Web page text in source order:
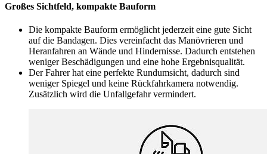
Großes Sichtfeld, kompakte Bauform
Die kompakte Bauform ermöglicht jederzeit eine gute Sicht
auf die Bandagen. Dies vereinfacht das Manövrieren und
Heranfahren an Wände und Hindernisse. Dadurch entstehen
weniger Beschädigungen und eine hohe Ergebnisqualität.
Der Fahrer hat eine perfekte Rundumsicht, dadurch sind
weniger Spiegel und keine Rückfahrkamera notwendig.
Zusätzlich wird die Unfallgefahr vermindert.